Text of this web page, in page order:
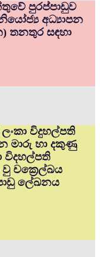
පුරප්පාඩුව
අධ්‍යාපන
තනතුර සඳහා
විදුහල්පති
මාරු හා දකුණු
විදහල්පති
චක්‍රෙල්ඛය
ලේඛනය